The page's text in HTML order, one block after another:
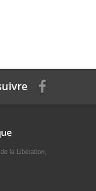
la Libération,